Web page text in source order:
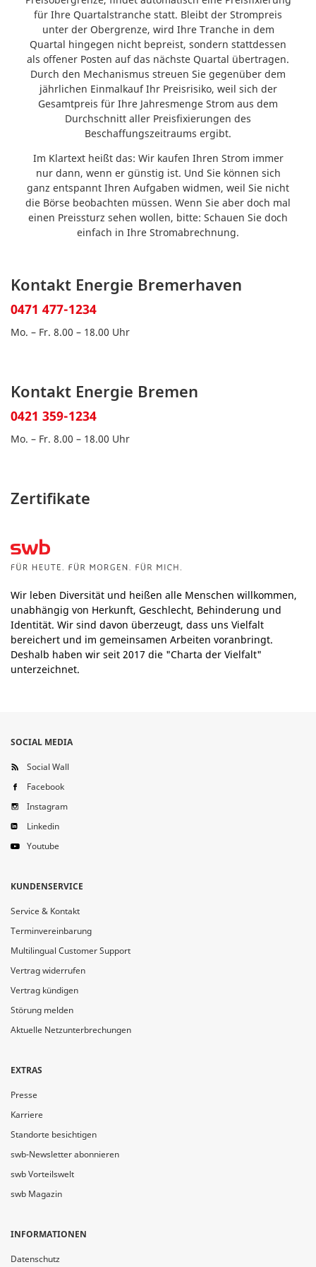
für Ihre Quartalstranche statt. Bleibt der Strompreis
unter der Obergrenze, wird Ihre Tranche in dem
Quartal hingegen nicht bepreist, sondern stattdessen
als offener Posten auf das nächste Quartal übertragen.
Durch den Mechanismus streuen Sie gegenüber dem
jährlichen Einmalkauf Ihr Preisrisiko, weil sich der
Gesamtpreis für Ihre Jahresmenge Strom aus dem
Durchschnitt aller Preisfixierungen des
Beschaffungszeitraums ergibt.
Im Klartext heißt das: Wir kaufen Ihren Strom immer
nur dann, wenn er günstig ist. Und Sie können sich
ganz entspannt Ihren Aufgaben widmen, weil Sie nicht
die Börse beobachten müssen. Wenn Sie aber doch mal
einen Preissturz sehen wollen, bitte: Schauen Sie doch
einfach in Ihre Stromabrechnung.
Kontakt Energie Bremerhaven
0471 477-1234
Mo. – Fr. 8.00 – 18.00 Uhr
Kontakt Energie Bremen
0421 359-1234
Mo. – Fr. 8.00 – 18.00 Uhr
Zertifikate
Wir leben Diversität und heißen alle Menschen willkommen,
unabhängig von Herkunft, Geschlecht, Behinderung und
Identität. Wir sind davon überzeugt, dass uns Vielfalt
bereichert und im gemeinsamen Arbeiten voranbringt.
Deshalb haben wir seit 2017 die "Charta der Vielfalt"
unterzeichnet.
SOCIAL MEDIA
Social Wall
Facebook
Instagram
Linkedin
Youtube
KUNDENSERVICE
Service & Kontakt
Terminvereinbarung
Multilingual Customer Support
Vertrag widerrufen
Vertrag kündigen
Störung melden
Aktuelle Netzunterbrechungen
EXTRAS
Presse
Karriere
Standorte besichtigen
swb-Newsletter abonnieren
swb Vorteilswelt
swb Magazin
INFORMATIONEN
Datenschutz